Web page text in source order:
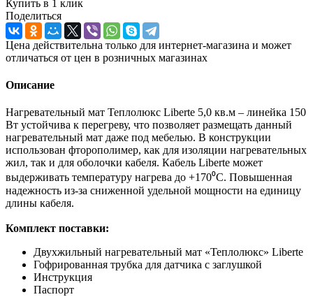
Купить в 1 клик
Поделиться
Цена действительна только для интернет-магазина и может
отличаться от цен в розничных магазинах
Описание
Нагревательный мат Теплолюкс Liberte 5,0 кв.м – линейка 150
Вт устойчива к перегреву, что позволяет размещать данный
нагревательный мат даже под мебелью. В конструкции
использован фторополимер, как для изоляции нагревательных
жил, так и для оболочки кабеля. Кабель Liberte может
выдерживать температуру нагрева до +170⁰С. Повышенная
надежность из-за сниженной удельной мощности на единицу
длины кабеля.
Комплект поставки:
Двухжильный нагревательный мат «Теплолюкс» Liberte
Гофрированная трубка для датчика с заглушкой
Инструкция
Паспорт